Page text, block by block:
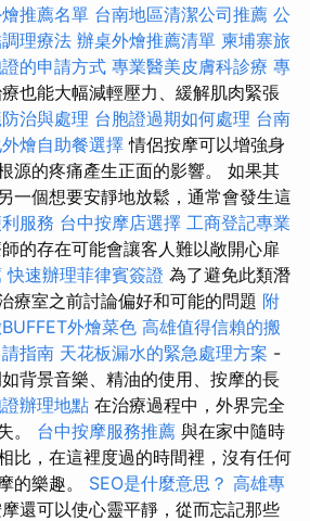
推薦名單 台南地區清潔公司推薦 公
理療法 辦桌外燴推薦清單 柬埔寨旅
的申請方式 專業醫美皮膚科診療 專
也能大幅減輕壓力、緩解肌肉緊張
治與處理 台胞證過期如何處理 台南
燴自助餐選擇情侶按摩可以增強身
源的疼痛產生正面的影響。 如果其
一個想要安靜地放鬆，通常會發生這
服務 台中按摩店選擇 工商登記專業
的存在可能會讓客人難以敞開心扉
快速辦理菲律賓簽證 為了避免此類潛
療室之前討論偏好和可能的問題 附
外燴菜色 高雄值得信賴的搬
指南 天花板漏水的緊急處理方案 -
背景音樂、精油的使用、按摩的長
辦理地點 在治療過程中，外界完全
。 台中按摩服務推薦 與在家中隨時
比，在這裡度過的時間裡，沒有任何
的樂趣。 SEO是什麼意思？ 高雄專
還可以使心靈平靜，從而忘記那些